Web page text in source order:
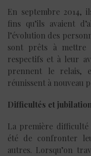
En septembre 2014,
fins qu’ils avaient
l’évolution des
sont prêts à
respectifs et à leur
prennent le relais,
réunissent à nouveau
Difficultés et
La première
été de confronter
autres. Lorsqu’on